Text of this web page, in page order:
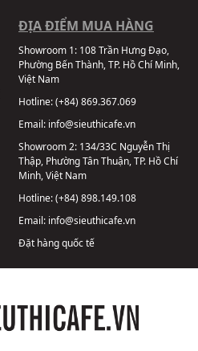
ĐỊA ĐIỂM MUA HÀNG
Showroom 1: 108 Trần Hưng Đạo,
Phường Bến Thành, TP. Hồ Chí Minh,
Việt Nam
Hotline:(+84) 869.367.069
Email: info@sieuthicafe.vn
Showroom 2: 134/33C Nguyễn Thị
Thập, Phường Tân Thuận, TP. Hồ Chí
Minh, Việt Nam
Hotline:(+84) 898.149.108
Email: info@sieuthicafe.vn
Đặt hàng quốc tế